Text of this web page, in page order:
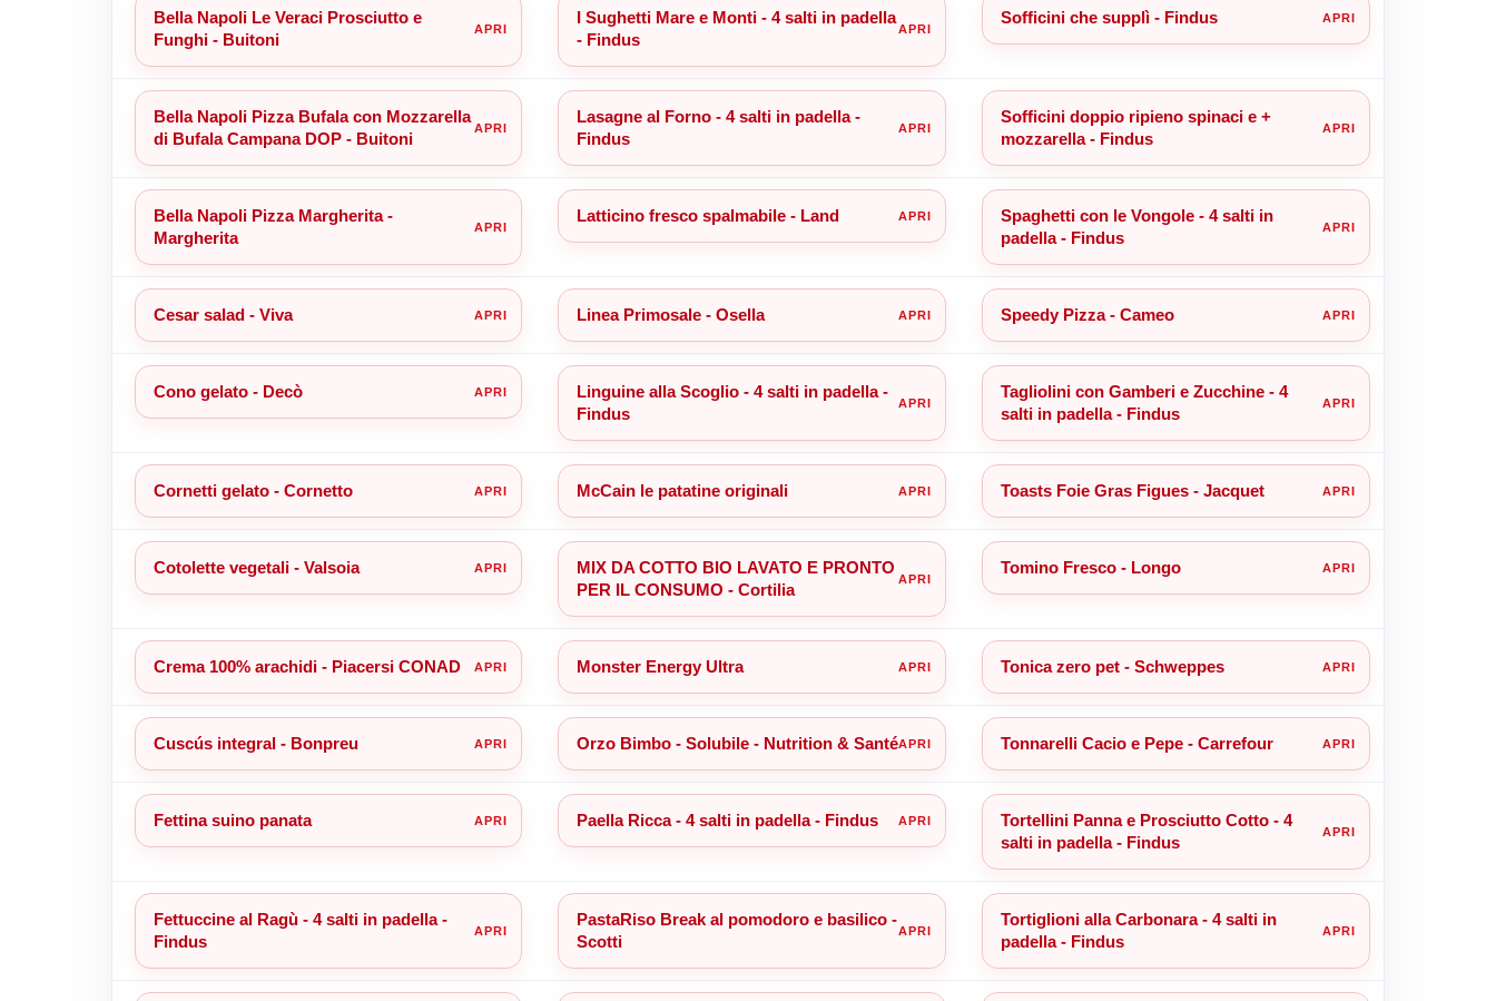
Bella Napoli Le Veraci Prosciutto e
Funghi - Buitoni
I Sughetti Mare e Monti - 4 salti in padella
- Findus
Sofficini che supplì - Findus
Bella Napoli Pizza Bufala con Mozzarella
di Bufala Campana DOP - Buitoni
Lasagne al Forno - 4 salti in padella -
Findus
Sofficini doppio ripieno spinaci e +
mozzarella - Findus
Bella Napoli Pizza Margherita -
Margherita
Latticino fresco spalmabile - Land
Spaghetti con le Vongole - 4 salti in
padella - Findus
Cesar salad - Viva Linea Primosale - Osella Speedy Pizza - Cameo
Cono gelato - Decò
Linguine alla Scoglio - 4 salti in padella -
Findus
Tagliolini con Gamberi e Zucchine - 4
salti in padella - Findus
Cornetti gelato - Cornetto McCain le patatine originali Toasts Foie Gras Figues - Jacquet
Cotolette vegetali - Valsoia
MIX DA COTTO BIO LAVATO E PRONTO
PER IL CONSUMO - Cortilia
Tomino Fresco - Longo
Crema 100% arachidi - Piacersi CONAD Monster Energy Ultra Tonica zero pet - Schweppes
Cuscús integral - Bonpreu Orzo Bimbo - Solubile - Nutrition & Santé Tonnarelli Cacio e Pepe - Carrefour
Fettina suino panata Paella Ricca - 4 salti in padella - Findus
Tortellini Panna e Prosciutto Cotto - 4
salti in padella - Findus
Fettuccine al Ragù - 4 salti in padella -
Findus
PastaRiso Break al pomodoro e basilico -
Scotti
Tortiglioni alla Carbonara - 4 salti in
padella - Findus